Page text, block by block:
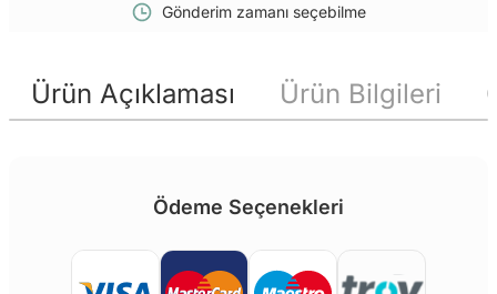
Gönderim zamanı seçebilme
Ürün Açıklaması Ürün Bilgileri
Ödeme Seçenekleri